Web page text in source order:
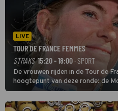
LIVE
TOUR DE FRANCE FEMMES
STRAKS 15:20 - 18:00 · SPORT
De vrouwen rijden in de Tour de
hoogtepunt van deze ronde: de
finishten de vrouwen voor deze
buitencategorie. De aanloop